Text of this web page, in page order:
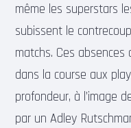
même les superstars
subissent le
matchs. Ces
dans la course aux
profondeur, à l’image
par un Adley